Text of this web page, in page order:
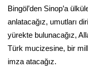
Bingöl’den Sinop’a
anlatacağız, umutları
yürekte bulunacağız,
Türk mucizesine, bir
imza atacağız.